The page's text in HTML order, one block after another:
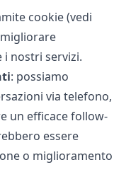
cookie (vedi
i nostri servizi.
: possiamo
via telefono,
un efficace follow-
essere
o miglioramento